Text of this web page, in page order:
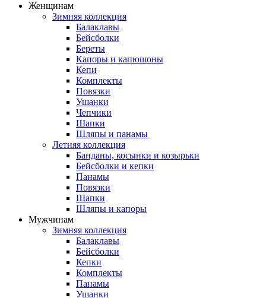
Женщинам
Зимняя коллекция
Балаклавы
Бейсболки
Береты
Капоры и капюшоны
Кепи
Комплекты
Повязки
Ушанки
Чепчики
Шапки
Шляпы и панамы
Летняя коллекция
Банданы, косынки и козырьки
Бейсболки и кепки
Панамы
Повязки
Шапки
Шляпы и капоры
Мужчинам
Зимняя коллекция
Балаклавы
Бейсболки
Кепки
Комплекты
Панамы
Ушанки